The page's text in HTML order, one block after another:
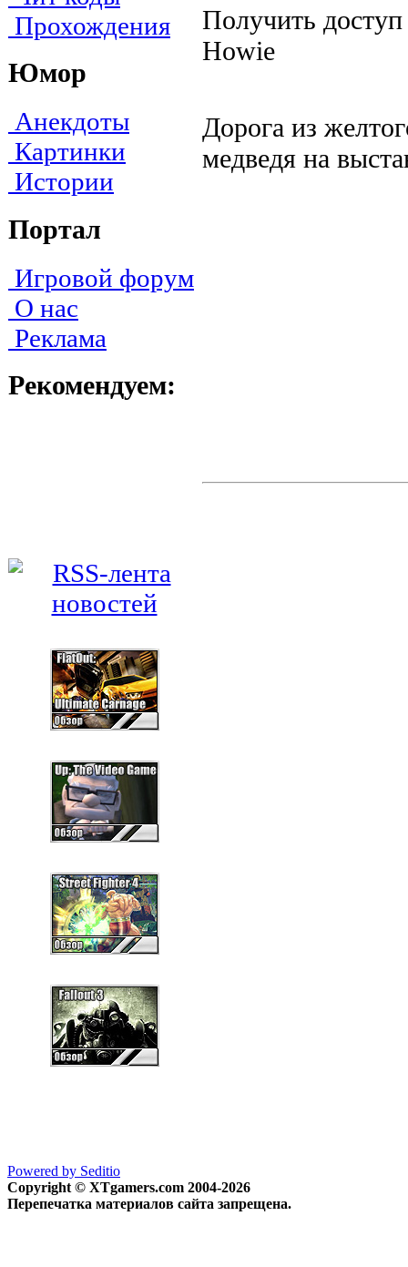
Прохождения
Юмор
Анекдоты
Картинки
Истории
Портал
Игровой форум
О нас
Реклама
Рекомендуем:
Пoлyчить
Howie
Дopoгa из
мeдвeдя нa
Powered by Seditio
Copyright © XTgamers.com 2004-2026
Перепечатка материалов сайта запрещена.